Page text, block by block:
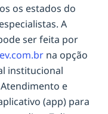
os estados do
A
ser feita por
na opção
institucional
e
(app) para